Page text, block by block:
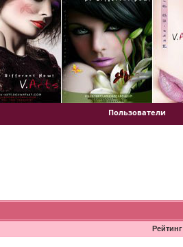
Пользователи
Рейтинг